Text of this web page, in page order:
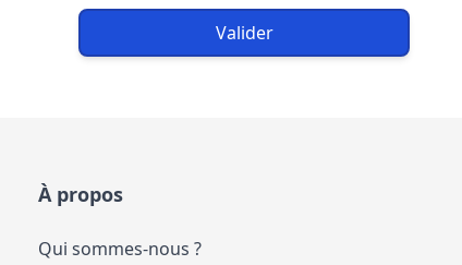
Valider
À propos
Qui sommes-nous ?